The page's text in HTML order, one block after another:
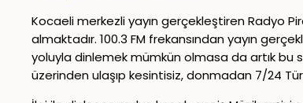
Kocaeli merkezli yayın gerçekleştiren Radyo
almaktadır. 100.3 FM frekansından yayın
yoluyla dinlemek mümkün olmasa da artık bu
üzerinden ulaşıp kesintisiz, donmadan 7/24